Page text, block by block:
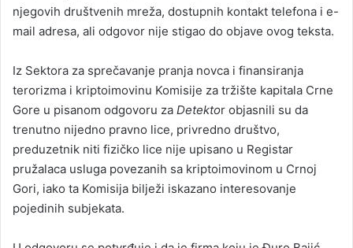
njegovih društvenih mreža, dostupnih kontakt telefona i e-
mail adresa, ali odgovor nije stigao do objave ovog teksta.
Iz Sektora za sprečavanje pranja novca i finansiranja
terorizma i kriptoimovinu Komisije za tržište kapitala Crne
Gore u pisanom odgovoru za Detektor objasnili su da
trenutno nijedno pravno lice, privredno društvo,
preduzetnik niti fizičko lice nije upisano u Registar
pružalaca usluga povezanih sa kriptoimovinom u Crnoj
Gori, iako ta Komisija bilježi iskazano interesovanje
pojedinih subjekata.